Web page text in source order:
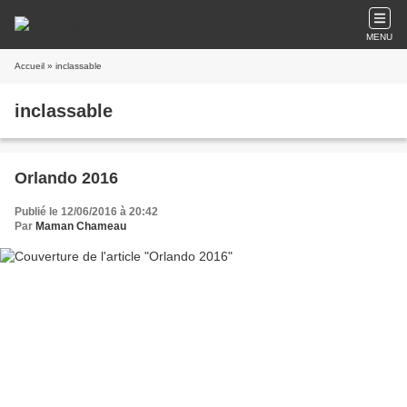
MENU
Accueil » inclassable
inclassable
Orlando 2016
Publié le 12/06/2016 à 20:42
Par Maman Chameau